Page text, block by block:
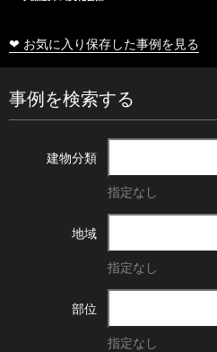
❤ お気に入り保存した事例を見る
事例を検索する
建物分類
指定なし
地域
指定なし
部位
指定なし